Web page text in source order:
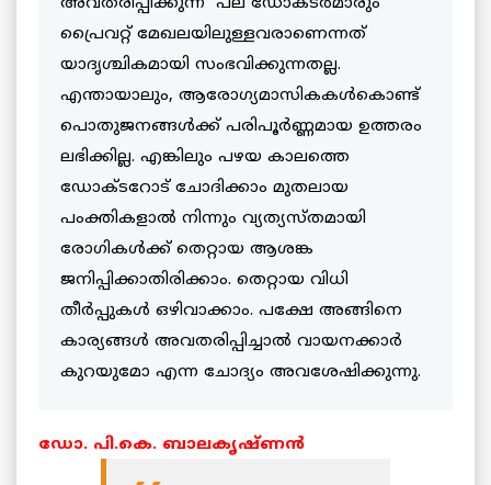
പ്രൈവറ്റ് മേഖലയിലുള്ളവരാണെന്നത്
യാദൃശ്ചികമായി സംഭവിക്കുന്നതല്ല.
എന്തായാലും, ആരോഗ്യമാസികകള്‍കൊണ്ട്
പൊതുജനങ്ങള്‍ക്ക് പരിപൂര്‍ണ്ണമായ ഉത്തരം
ലഭിക്കില്ല. എങ്കിലും പഴയ കാലത്തെ
ഡോക്ടറോട് ചോദിക്കാം മുതലായ
പംക്തികളാല്‍ നിന്നും വ്യത്യസ്തമായി
രോഗികള്‍ക്ക് തെറ്റായ ആശങ്ക
ജനിപ്പിക്കാതിരിക്കാം. തെറ്റായ വിധി
തീര്‍പ്പുകള്‍ ഒഴിവാക്കാം. പക്ഷേ അങ്ങിനെ
കാര്യങ്ങള്‍ അവതരിപ്പിച്ചാല്‍ വായനക്കാര്‍
കുറയുമോ എന്ന ചോദ്യം അവശേഷിക്കുന്നു.
ഡോ. പി.കെ. ബാലകൃഷ്ണന്‍